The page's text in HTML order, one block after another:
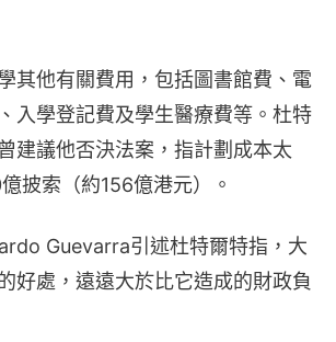
其他有關費用，包括圖書館費、電
入學登記費及學生醫療費等。杜特
建議他否決法案，指計劃成本太
披索（約156億港元）。
Guevarra引述杜特爾特指，大
好處，遠遠大於比它造成的財政負